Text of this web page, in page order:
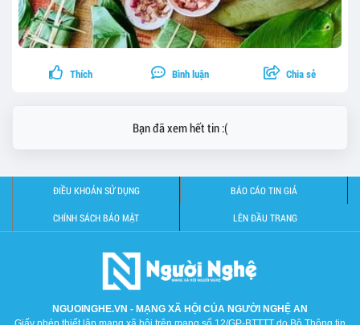
Thích Bình luận Chia sẻ
Bạn đã xem hết tin :(
ĐIỀU KHOẢN SỬ DỤNG BÁO CÁO TIN GIẢ
CHÍNH SÁCH BẢO MẬT LÊN ĐẦU TRANG
NGUOINGHE.VN - MẠNG XÃ HỘI CỦA NGƯỜI NGHỆ AN